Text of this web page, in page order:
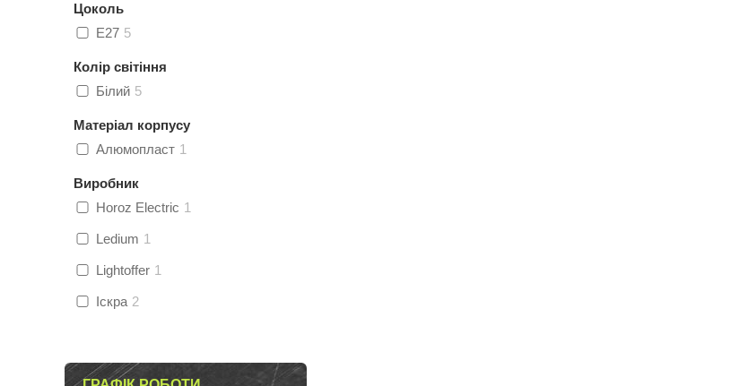
Цоколь
E27 5
Колір світіння
Білий 5
Матеріал корпусу
Алюмопласт 1
Виробник
Horoz Electric 1
Ledium 1
Lightoffer 1
Іскра 2